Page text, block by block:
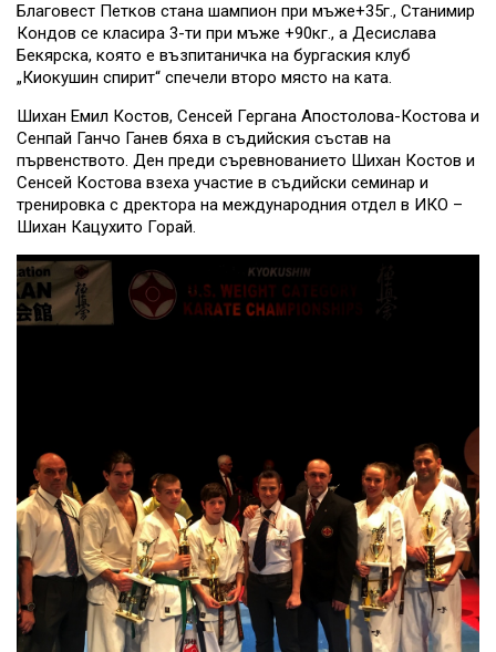
Благовест Петков стана шампион при мъже+35г., Станимир
Кондов се класира 3-ти при мъже +90кг., а Десислава
Бекярска, която е възпитаничка на бургаския клуб
„Киокушин спирит“ спечели второ място на ката.
Шихан Емил Костов, Сенсей Гергана Апостолова-Костова и
Сенпай Ганчо Ганев бяха в съдийския състав на
първенството. Ден преди съревнованието Шихан Костов и
Сенсей Костова взеха участие в съдийски семинар и
тренировка с дректора на международния отдел в ИКО –
Шихан Кацухито Горай.